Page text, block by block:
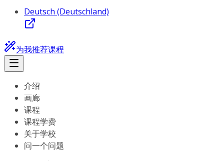
Deutsch (Deutschland)
为我推荐课程
介绍
画廊
课程
课程学费
关于学校
问一个问题